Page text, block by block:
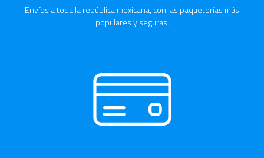
Envíos a toda la república mexicana, con las paqueterías más
populares y seguras.